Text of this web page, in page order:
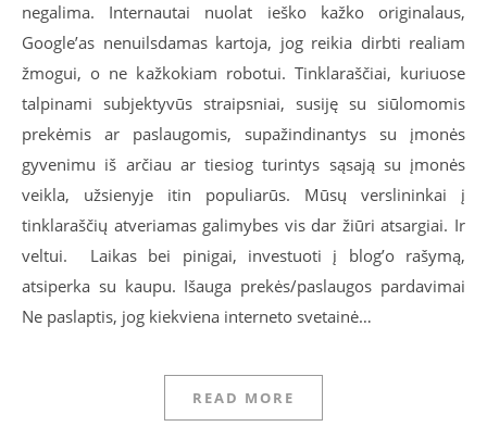
negalima. Internautai nuolat ieško kažko originalaus,
Google’as nenuilsdamas kartoja, jog reikia dirbti realiam
žmogui, o ne kažkokiam robotui. Tinklaraščiai, kuriuose
talpinami subjektyvūs straipsniai, susiję su siūlomomis
prekėmis ar paslaugomis, supažindinantys su įmonės
gyvenimu iš arčiau ar tiesiog turintys sąsają su įmonės
veikla, užsienyje itin populiarūs. Mūsų verslininkai į
tinklaraščių atveriamas galimybes vis dar žiūri atsargiai. Ir
veltui. Laikas bei pinigai, investuoti į blog’o rašymą,
atsiperka su kaupu. Išauga prekės/paslaugos pardavimai
Ne paslaptis, jog kiekviena interneto svetainė…
READ MORE